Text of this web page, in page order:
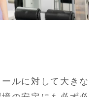
ルに対して大きな